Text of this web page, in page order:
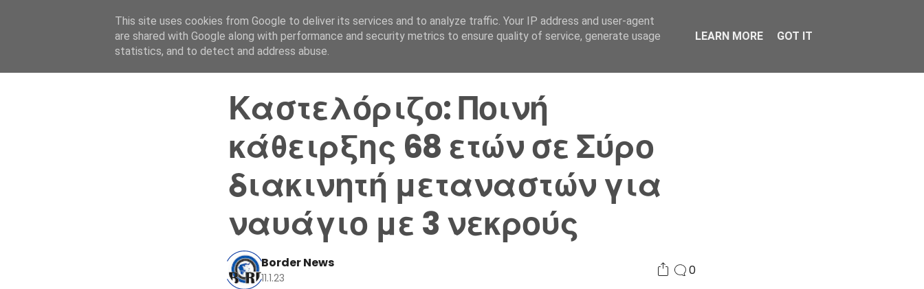
Αρχική Σελίδα Ελλάδα Συνδικαλισμός Σ.Α. Επικοινωνία Κόσμος
Καστελόριζο: Ποινή
κάθειρξης 68 ετών σε Σύρο
διακινητή μεταναστών για
ναυάγιο με 3 νεκρούς
Border News
11.1.23
0
This site uses cookies from Google to deliver its services and to analyze traffic. Your IP address and user-agent
are shared with Google along with performance and security metrics to ensure quality of service, generate usage
statistics, and to detect and address abuse.
LEARN MORE GOT IT